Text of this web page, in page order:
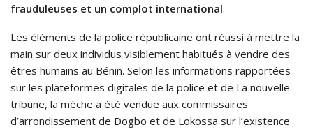
frauduleuses et un complot international.
Les éléments de la police républicaine ont réussi à mettre la
main sur deux individus visiblement habitués à vendre des
êtres humains au Bénin. Selon les informations rapportées
sur les plateformes digitales de la police et de La nouvelle
tribune, la mèche a été vendue aux commissaires
d’arrondissement de Dogbo et de Lokossa sur l’existence